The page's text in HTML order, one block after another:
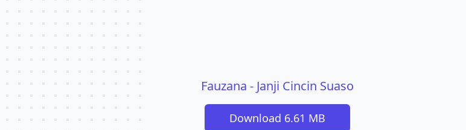
Fauzana - Janji Cincin Suaso
Download 6.61 MB